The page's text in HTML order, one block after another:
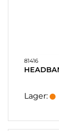
81416
Lager: